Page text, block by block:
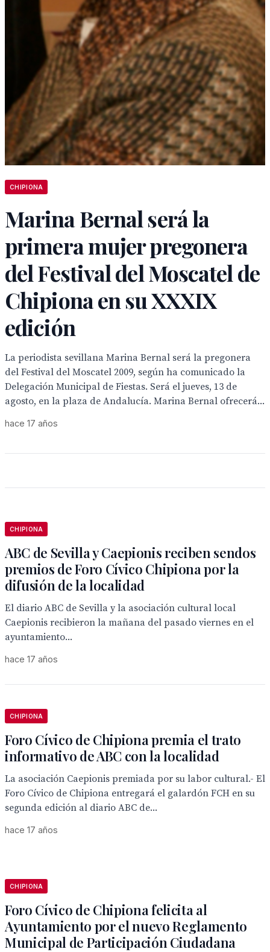
CHIPIONA
Marina Bernal será la
primera mujer pregonera
del Festival del Moscatel de
Chipiona en su XXXIX
edición
La periodista sevillana Marina Bernal será la pregonera
del Festival del Moscatel 2009, según ha comunicado la
Delegación Municipal de Fiestas. Será el jueves, 13 de
agosto, en la plaza de Andalucía. Marina Bernal ofrecerá...
hace 17 años
CHIPIONA
ABC de Sevilla y Caepionis reciben sendos
premios de Foro Cívico Chipiona por la
difusión de la localidad
El diario ABC de Sevilla y la asociación cultural local
Caepionis recibieron la mañana del pasado viernes en el
ayuntamiento...
hace 17 años
CHIPIONA
Foro Cívico de Chipiona premia el trato
informativo de ABC con la localidad
La asociación Caepionis premiada por su labor cultural.- El
Foro Cívico de Chipiona entregará el galardón FCH en su
segunda edición al diario ABC de...
hace 17 años
CHIPIONA
Foro Cívico de Chipiona felicita al
Ayuntamiento por el nuevo Reglamento
Municipal de Participación Ciudadana